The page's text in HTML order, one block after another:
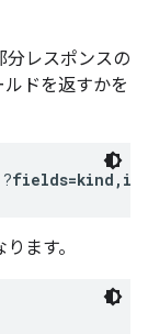
分レスポンスの
ドを返すかを
ます。